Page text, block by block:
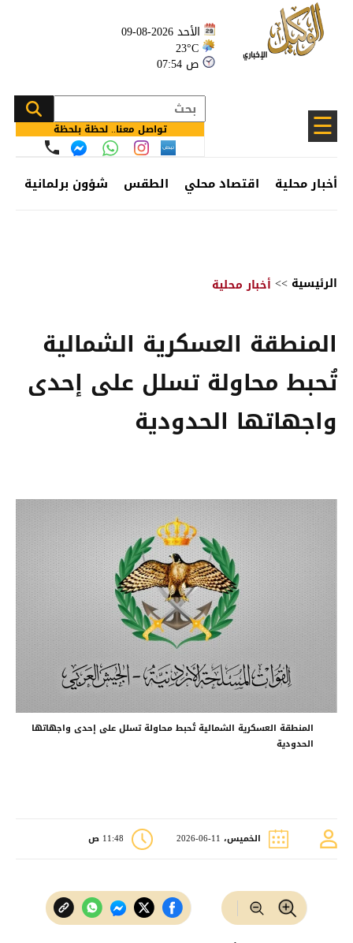
الأحد 2026-08-09
23°C
07:54 ص
☰ تواصل معنا.. لحظة بلحظة
أخبار محلية اقتصاد محلي الطقس شؤون برلمانية
الرئيسية >> أخبار محلية
المنطقة العسكرية الشمالية
تُحبط محاولة تسلل على إحدى
واجهاتها الحدودية
المنطقة العسكرية الشمالية تُحبط محاولة تسلل على إحدى واجهاتها
الحدودية
الخميس، 11-06-2026 11:48 ص